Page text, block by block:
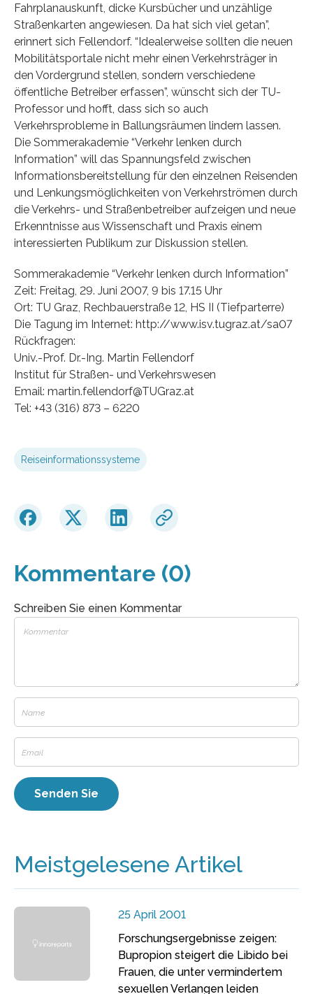
Fahrplanauskunft, dicke Kursbücher und unzählige
Straßenkarten angewiesen. Da hat sich viel getan”,
erinnert sich Fellendorf. “Idealerweise sollten die neuen
Mobilitätsportale nicht mehr einen Verkehrsträger in
den Vordergrund stellen, sondern verschiedene
öffentliche Betreiber erfassen”, wünscht sich der TU-
Professor und hofft, dass sich so auch
Verkehrsprobleme in Ballungsräumen lindern lassen.
Die Sommerakademie “Verkehr lenken durch
Information” will das Spannungsfeld zwischen
Informationsbereitstellung für den einzelnen Reisenden
und Lenkungsmöglichkeiten von Verkehrströmen durch
die Verkehrs- und Straßenbetreiber aufzeigen und neue
Erkenntnisse aus Wissenschaft und Praxis einem
interessierten Publikum zur Diskussion stellen.
Sommerakademie “Verkehr lenken durch Information”
Zeit: Freitag, 29. Juni 2007, 9 bis 17.15 Uhr
Ort: TU Graz, Rechbauerstraße 12, HS II (Tiefparterre)
Die Tagung im Internet: http://www.isv.tugraz.at/sa07
Rückfragen:
Univ.-Prof. Dr.-Ing. Martin Fellendorf
Institut für Straßen- und Verkehrswesen
Email: martin.fellendorf@TUGraz.at
Tel: +43 (316) 873 – 6220
Reiseinformationssysteme
Kommentare (0)
Schreiben Sie einen Kommentar
Meistgelesene Artikel
25 April 2001
Forschungsergebnisse zeigen:
Bupropion steigert die Libido bei
Frauen, die unter vermindertem
sexuellen Verlangen leiden